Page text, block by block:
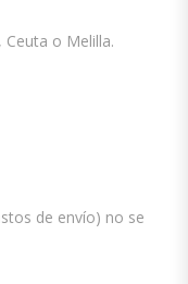
o Melilla.
de envío) no se